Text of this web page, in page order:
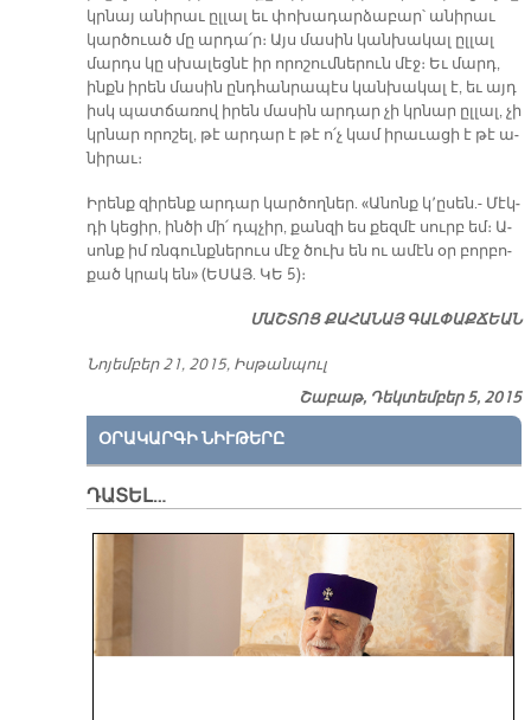
կրնայ ա­նի­րաւ ըլ­լալ եւ փո­խա­դար­ձա­բար՝ ա­նի­րաւ
կար­ծուած մը ար­դա՛ր։ Այս մա­սին կան­խա­կալ ըլ­լալ
մարդս կը սխա­լեց­նէ իր ո­րո­շում­նե­րուն մէջ։ Եւ մարդ,
ինքն ի­րեն մա­սին ընդ­հան­րա­պէս կան­խա­կալ է, եւ այդ
իսկ պատ­ճա­ռով ի­րեն մա­սին ար­դար չի կրնար ըլ­լալ, չի
կրնար ո­րո­շել, թէ ար­դար է թէ ո՛չ կամ ի­րա­ւա­ցի է թէ ա­
նի­րաւ։
Ի­րենք զի­րենք ար­դար կար­ծող­ներ. «Ա­նոնք կ՚ը­սեն.- Մէկ­
դի կե­ցիր, ին­ծի մի՛ դպչիր, քան­զի ես քեզ­մէ սուրբ եմ։ Ա­
սոնք իմ ռն­­գունք­նե­րուս մէջ ծուխ են ու ա­մէն օր բոր­բո­
քած կրակ են» (Ե­ՍԱՅ. ԿԵ 5)։
ՄԱՇ­ՏՈՑ ՔԱ­ՀԱ­ՆԱՅ ԳԱԼ­ՓԱՔ­ՃԵԱՆ
Նո­յեմ­բեր 21, 2015, Իս­թան­պուլ
Շաբաթ, Դեկտեմբեր 5, 2015
ՕՐԱԿԱՐԳԻ ՆԻՒԹԵՐԸ
ԴԱՏԵԼ…